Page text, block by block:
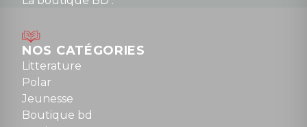
Mardi au samedi : 10h à 13h / 14h à 19h
Dimanche : 10h30 à 12h30
Tel : 01 48 89 13 88
Fermé le dimanche en Juillet et Août
NOS CATÉGORIES
Litterature
Polar
Jeunesse
Boutique bd